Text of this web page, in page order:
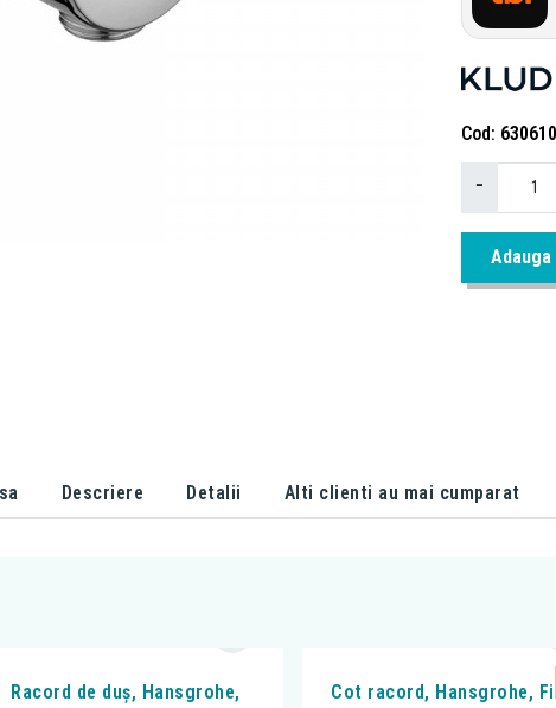
Cod
−
Descriere Detalii Alti clienti au mai cumparat
Racord de duș, Hansgrohe,
Cot racord, Hansgrohe,